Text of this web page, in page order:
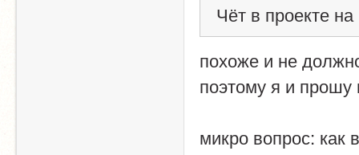
Чёт в проекте
похоже и не
поэтому я и
микро вопрос: как